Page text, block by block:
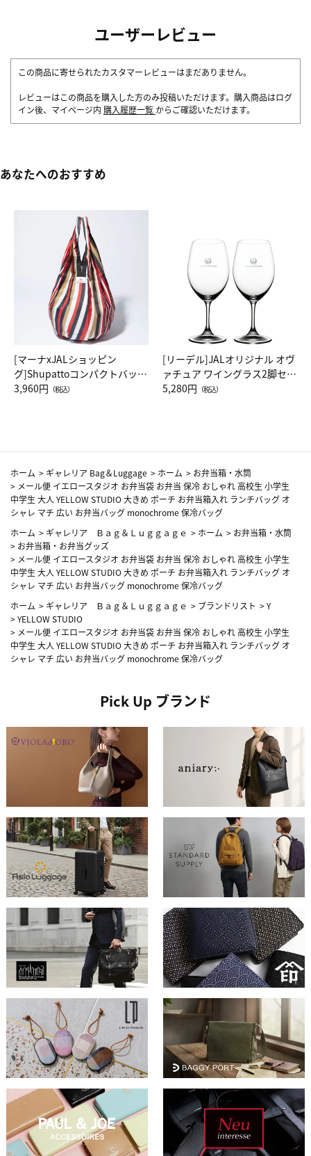
ユーザーレビュー
この商品に寄せられたカスタマーレビューはまだありません。
レビューはこの商品を購入した方のみ投稿いただけます。購入商品はログ
イン後、マイページ内 購入履歴一覧 からご確認いただけます。
あなたへのおすすめ
[マーナxJALショッピン
グ]Shupattoコンパクトバッグ
Drop JAL客室乗務員（LC）ス
3,960円 （税込）
[リーデル]JALオリジナル オヴ
ァチュア ワイングラス2脚セッ
ト（レッドワイン）
5,280円 （税込）
ホーム > ギャレリア Bag＆Luggage > ホーム > お弁当箱・水筒
> メール便 イエロースタジオ お弁当袋 お弁当 保冷 おしゃれ 高校生 小学生
中学生 大人 YELLOW STUDIO 大きめ ポーチ お弁当箱入れ ランチバッグ オ
シャレ マチ 広い お弁当バッグ monochrome 保冷バッグ
ホーム > ギャレリア Ｂａｇ＆Ｌｕｇｇａｇｅ > ホーム > お弁当箱・水筒
> お弁当箱・お弁当グッズ
> メール便 イエロースタジオ お弁当袋 お弁当 保冷 おしゃれ 高校生 小学生
中学生 大人 YELLOW STUDIO 大きめ ポーチ お弁当箱入れ ランチバッグ オ
シャレ マチ 広い お弁当バッグ monochrome 保冷バッグ
ホーム > ギャレリア Ｂａｇ＆Ｌｕｇｇａｇｅ > ブランドリスト >Y
>YELLOW STUDIO
> メール便 イエロースタジオ お弁当袋 お弁当 保冷 おしゃれ 高校生 小学生
中学生 大人 YELLOW STUDIO 大きめ ポーチ お弁当箱入れ ランチバッグ オ
シャレ マチ 広い お弁当バッグ monochrome 保冷バッグ
Pick Up ブランド